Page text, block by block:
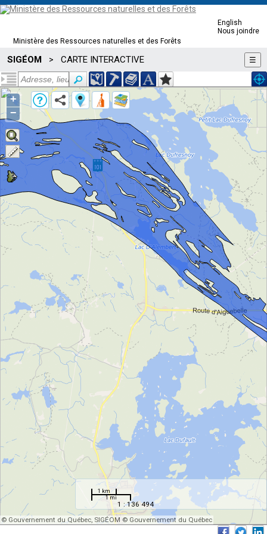
Ministère des Ressources naturelles et des Forêts
English
Nous joindre
SIGÉOM > CARTE INTERACTIVE ☰
1 km
1 mi
1 : 136 494
© Gouvernement du Québec, SIGÉOM © Gouvernement du Québec
+
−